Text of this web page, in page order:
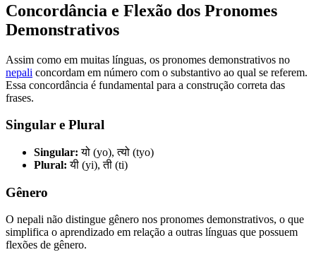
Concordância e Flexão dos Pronomes
Demonstrativos
Assim como em muitas línguas, os pronomes demonstrativos no
nepali concordam em número com o substantivo ao qual se referem.
Essa concordância é fundamental para a construção correta das
frases.
Singular e Plural
Singular: यो (yo), त्यो (tyo)
Plural: यी (yi), ती (ti)
Gênero
O nepali não distingue gênero nos pronomes demonstrativos, o que
simplifica o aprendizado em relação a outras línguas que possuem
flexões de gênero.